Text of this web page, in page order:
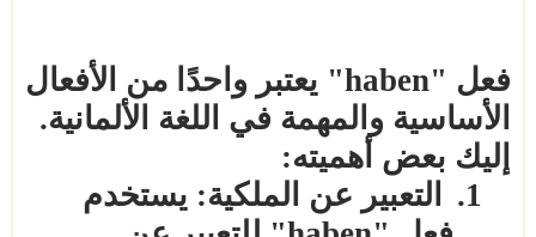
فعل "haben" يعتبر واحدًا من الأفعال
الأساسية والمهمة في اللغة الألمانية.
إليك بعض أهميته:
1.
التعبير عن الملكية: يستخدم